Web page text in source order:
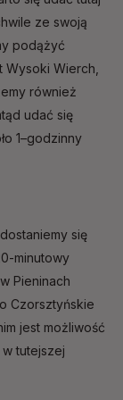
ze swoją
podążyć
Wierch,
również
udać się
1–godzinny
dostaniemy się
minutowy
Pieninach
Czorsztyńskie
jest możliwość
tutejszej